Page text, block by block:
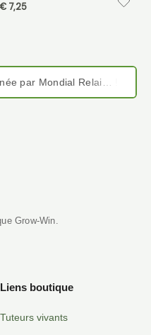
€ 7,25
Grow-Win.
Liens boutique
Tuteurs vivants